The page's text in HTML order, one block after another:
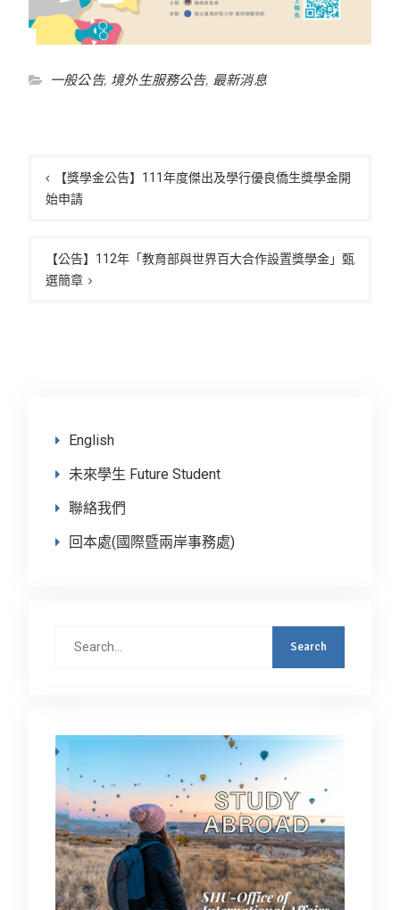
一般公告, 境外生服務公告, 最新消息
章
導
【獎學金公告】111年度傑出及學行優良僑生獎學金開
始申請
【公告】112年「教育部與世界百大合作設置獎學金」甄
選簡章
English
未來學生 Future Student
聯絡我們
回本處(國際暨兩岸事務處)